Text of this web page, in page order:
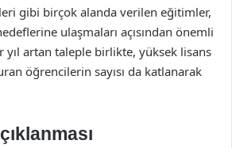
gibi birçok alanda verilen eğitimler,
ulaşmaları açısından önemli
yıl artan taleple birlikte, yüksek lisans
öğrencilerin sayısı da katlanarak